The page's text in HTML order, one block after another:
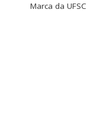
Marca da UFSC